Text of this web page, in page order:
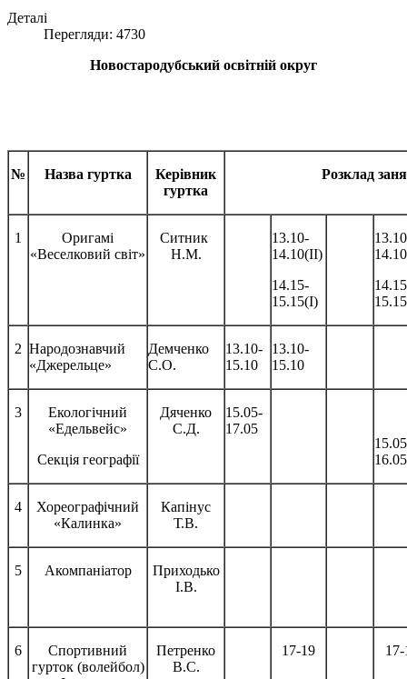
Деталі
Перегляди: 4730
Новостародубський освітній округ
№ Назва гуртка
Керівник
гуртка
Розклад
1
Оригамі
«Веселковий світ»
Ситник
Н.М.
13.10-
14.10(ІІ)
14.15-
15.15(І)
2 Народознавчий
«Джерельце»
Демченко
С.О.
13.10-
15.10
13.10-
15.10
3
Екологічний
«Едельвейс»
Секція географії
Дяченко
С.Д.
15.05-
17.05
16.05
4
Хореографічний
«Калинка»
Капінус
Т.В.
5 Акомпаніатор
Приходько
І.В.
6
Спортивний
гурток (волейбол)
Петренко
В.С.
17-19 17-